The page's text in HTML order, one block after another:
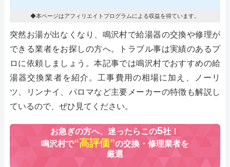
◆本ページはアフィリエイトプログラムによる収益を得ています。
突然お湯が出なくなり、鳴沢村で給湯器の交換や修理が
できる業者をお探しの方へ。トラブル事は実績のあるプ
ロに依頼しましょう。本記事では鳴沢村でおすすめの給
湯器交換業者を紹介。工事費用の相場に加え、ノーリ
ツ、リンナイ、パロマなど主要メーカーの特徴も解説し
ているので、ぜひ見てください。
お急ぎの方へ、迷ったらこの5社！
鳴沢村で“高評価”の交換・修理業者を
厳選